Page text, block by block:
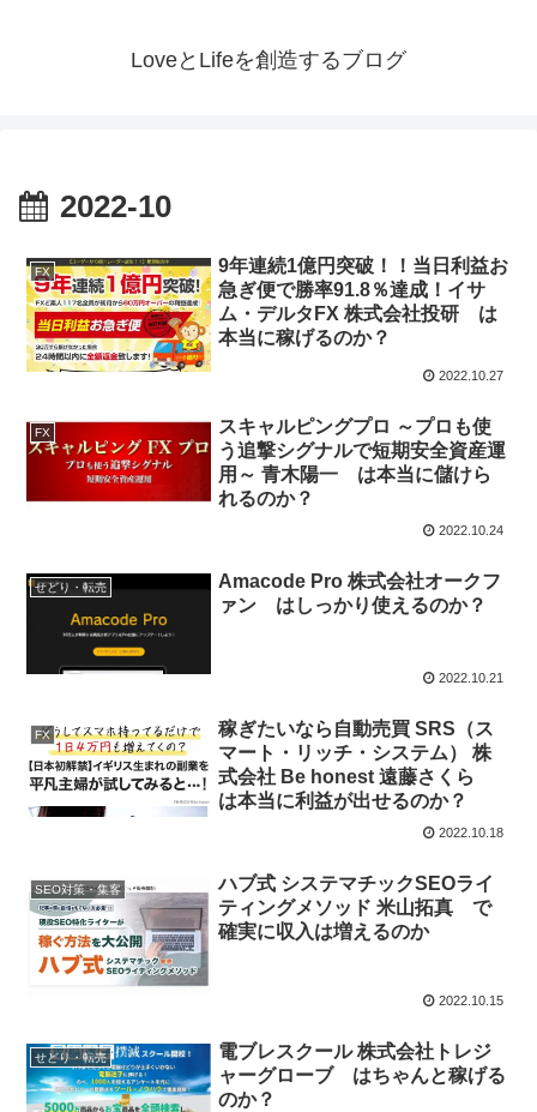
LoveとLifeを創造するブログ
2022-10
FX
9年連続1億円突破！！当日利益お
急ぎ便で勝率91.8％達成！イサ
ム・デルタFX 株式会社投研 は
本当に稼げるのか？
2022.10.27
FX
スキャルピングプロ ～プロも使
う追撃シグナルで短期安全資産運
用～ 青木陽一 は本当に儲けら
れるのか？
2022.10.24
せどり・転売
Amacode Pro 株式会社オークフ
ァン はしっかり使えるのか？
2022.10.21
FX
稼ぎたいなら自動売買 SRS（ス
マート・リッチ・システム） 株
式会社 Be honest 遠藤さくら
は本当に利益が出せるのか？
2022.10.18
SEO対策・集客
ハブ式 システマチックSEOライ
ティングメソッド 米山拓真 で
確実に収入は増えるのか
2022.10.15
せどり・転売
電ブレスクール 株式会社トレジ
ャーグローブ はちゃんと稼げる
のか？